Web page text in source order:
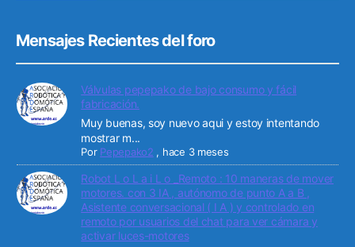
Mensajes Recientes del foro
Válvulas pepepako de bajo consumo y fácil
fabricación.
Muy buenas, soy nuevo aqui y estoy intentando
mostrar m...
Por Pepepako2 , hace 3 meses
Robot L o L a i L o _Remoto : 10 maneras de mover
motores. con 3 IA , autónomo de punto A a B ,
Asistente conversacional ( I A ) y controlado en
remoto por usuarios del chat para ver cámara y
activar luces-motores